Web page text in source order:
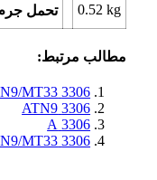
تحمل 0.52kg
مطالب مرتبط:
3306 A-2ZTN9/MT33
3306 ATN9
3306 A
3306 A-2RS1TN9/MT33